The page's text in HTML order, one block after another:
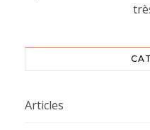
Articles